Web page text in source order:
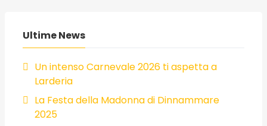
Ultime News
Un intenso Carnevale 2026 ti aspetta a
Larderia
La Festa della Madonna di Dinnammare
2025